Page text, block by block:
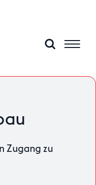
Zugang zu